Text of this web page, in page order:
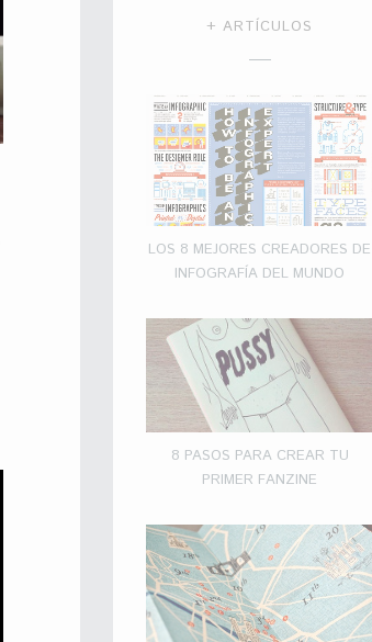
+ ARTÍCULOS
LOS 8 MEJORES CREADORES DE
INFOGRAFÍA DEL MUNDO
8 PASOS PARA CREAR TU
PRIMER FANZINE